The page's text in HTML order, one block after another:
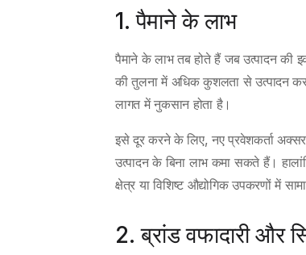
1. पैमाने के लाभ
पैमाने के लाभ तब होते हैं जब उत्पादन की
की तुलना में अधिक कुशलता से उत्पादन
लागत में नुकसान होता है।
इसे दूर करने के लिए, नए प्रवेशकर्ता
उत्पादन के बिना लाभ कमा सकते हैं।
क्षेत्र या विशिष्ट औद्योगिक उपकरणों में
2. ब्रांड वफादारी और